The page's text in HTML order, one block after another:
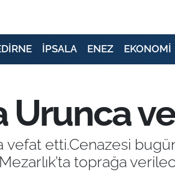
İPSALA ENEZ EKONOMİ
Urunca
etti.Cenazesi
toprağa